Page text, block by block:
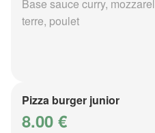
Base sauce curry,
terre, poulet
Pizza burger junior
8.00 €